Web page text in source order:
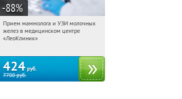
-88%
11:54:37 Купили:144
Тверская
Прием маммолога и УЗИ молочных
желез в медицинском центре
«ЛеоКлиник»
424 руб.
7700руб.